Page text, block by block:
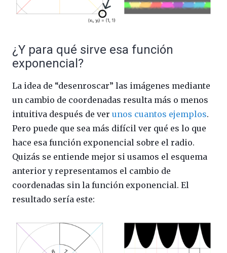
¿Y para qué sirve esa función
exponencial?
La idea de “desenroscar” las imágenes mediante
un cambio de coordenadas resulta más o menos
intuitiva después de ver unos cuantos ejemplos.
Pero puede que sea más difícil ver qué es lo que
hace esa función exponencial sobre el radio.
Quizás se entiende mejor si usamos el esquema
anterior y representamos el cambio de
coordenadas sin la función exponencial. El
resultado sería este: